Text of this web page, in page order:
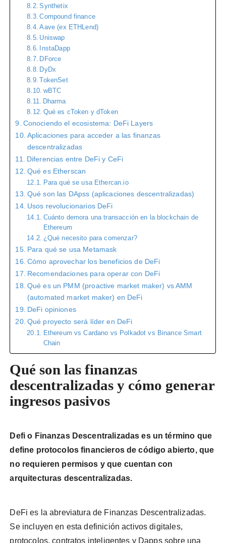
Synthetix
Compound finance
Aave (ex ETHLend)
Uniswap
InstaDapp
DForce
DyDx
TokenSet
wBTC
Dharma
Qué es cToken y dToken
Conociendo el ecosistema: DeFi Layers
Aplicaciones para acceder a las finanzas
descentralizadas
Diferencias entre DeFi y CeFi
Qué es Etherscan
Para qué se usa Ethercan.io
Qué son las DApss (aplicaciones descentralizadas)
Usos revolucionarios DeFi
Cuánto demora una transacción en la blockchain de
Ethereum
¿Qué necesito para comenzar?
Para qué se usa Metamask
Cómo aprovechar los beneficios de DeFi
Recomendaciones para operar con DeFi
Qué es un PMM (proactive market maker) vs AMM
(automated market maker) en DeFi
DeFi opiniones
Qué proyecto será líder en DeFi
Ethereum vs Cardano vs Polkadot vs Binance Smart
Chain
Qué son las finanzas
descentralizadas y cómo generar
ingresos pasivos
Defi o Finanzas Descentralizadas es un término que
define protocolos financieros de código abierto, que
no requieren permisos y que cuentan con
arquitecturas descentralizadas.
DeFi es la abreviatura de Finanzas Descentralizadas.
Se incluyen en esta definición activos digitales,
protocolos, contratos inteligentes y Dapps sobre una